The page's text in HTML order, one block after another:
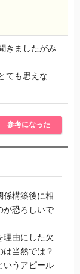
きましたがみ
ても思えな
参考になった
係構築後に相
が恐ろしいで
理由にした欠
当然では？
いうアピール